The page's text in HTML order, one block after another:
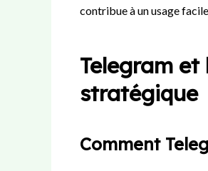
contribue à un usage
Telegram
stratégique
Comment